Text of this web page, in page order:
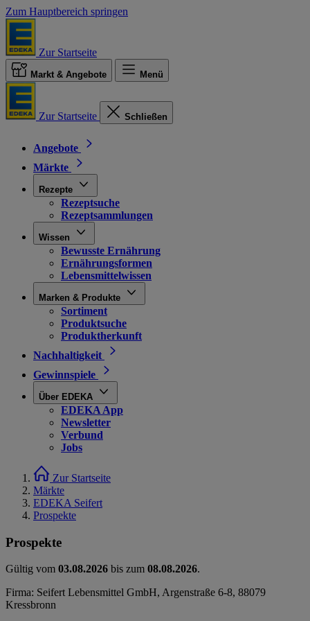
Zum Hauptbereich springen
Zur Startseite
Markt & Angebote Menü
Zur Startseite Schließen
Angebote
Märkte
Rezepte
Rezeptsuche
Rezeptsammlungen
Wissen
Bewusste Ernährung
Ernährungsformen
Lebensmittelwissen
Marken & Produkte
Sortiment
Produktsuche
Produktherkunft
Nachhaltigkeit
Gewinnspiele
Über EDEKA
EDEKA App
Newsletter
Verbund
Jobs
Zur Startseite
Märkte
EDEKA Seifert
Prospekte
Prospekte
Gültig vom 03.08.2026 bis zum 08.08.2026.
Firma: Seifert Lebensmittel GmbH, Argenstraße 6-8, 88079
Kressbronn